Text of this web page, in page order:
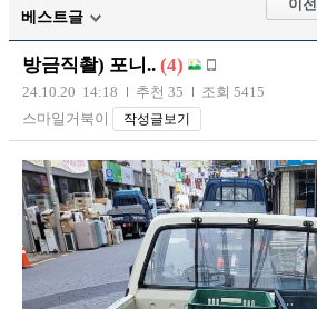
베스트글
이전
방금직촬) 포니.. (4)
24.10.20 14:18 추천 35
조회 5415
스마일거북이
작성글보기